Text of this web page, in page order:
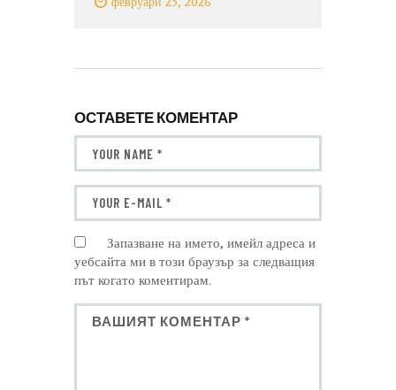
ОСТАВЕТЕ КОМЕНТАР
Запазване на името, имейл адреса и
уебсайта ми в този браузър за следващия
път когато коментирам.